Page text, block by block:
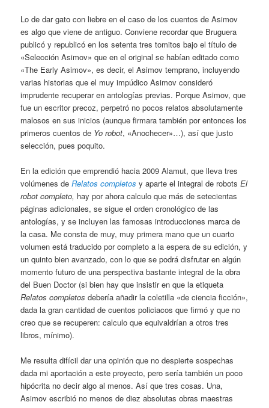
Lo de dar gato con liebre en el caso de los cuentos de Asimov
es algo que viene de antiguo. Conviene recordar que Bruguera
publicó y republicó en los setenta tres tomitos bajo el título de
«Selección Asimov» que en el original se habían editado como
«The Early Asimov», es decir, el Asimov temprano, incluyendo
varias historias que el muy impúdico Asimov consideró
imprudente recuperar en antologías previas. Porque Asimov, que
fue un escritor precoz, perpetró no pocos relatos absolutamente
malosos en sus inicios (aunque firmara también por entonces los
primeros cuentos de Yo robot, «Anochecer»…), así que justo
selección, pues poquito.
En la edición que emprendió hacia 2009 Alamut, que lleva tres
volúmenes deRelatos completosy aparte el integral de robotsEl
robot completo, hay por ahora calculo que más de setecientas
páginas adicionales, se sigue el orden cronológico de las
antologías, y se incluyen las famosas introducciones marca de
la casa. Me consta de muy, muy primera mano que un cuarto
volumen está traducido por completo a la espera de su edición, y
un quinto bien avanzado, con lo que se podrá disfrutar en algún
momento futuro de una perspectiva bastante integral de la obra
del Buen Doctor (si bien hay que insistir en que la etiqueta
Relatos completosdebería añadir la coletilla «de ciencia ficción»,
dada la gran cantidad de cuentos policiacos que firmó y que no
creo que se recuperen: calculo que equivaldrían a otros tres
libros, mínimo).
Me resulta difícil dar una opinión que no despierte sospechas
dada mi aportación a este proyecto, pero sería también un poco
hipócrita no decir algo al menos. Así que tres cosas. Una,
Asimov escribió no menos de diez absolutas obras maestras